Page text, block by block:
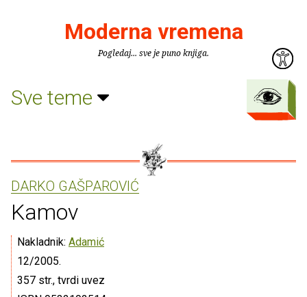
Moderna vremena
Pogledaj... sve je puno knjiga.
Sve teme
DARKO GAŠPAROVIĆ
Kamov
Nakladnik: Adamić
12/2005.
357 str., tvrdi uvez